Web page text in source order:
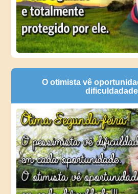
O otimista vê
dificuldadade